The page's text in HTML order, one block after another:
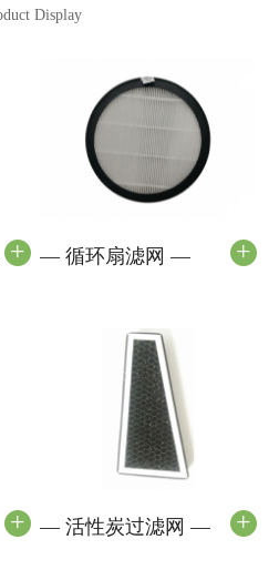
Display
+ —循环扇滤网 — +
+ —活性炭过滤网 — +